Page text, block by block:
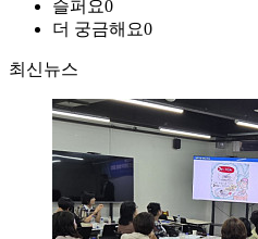
슬퍼요0
더 궁금해요0
최신뉴스